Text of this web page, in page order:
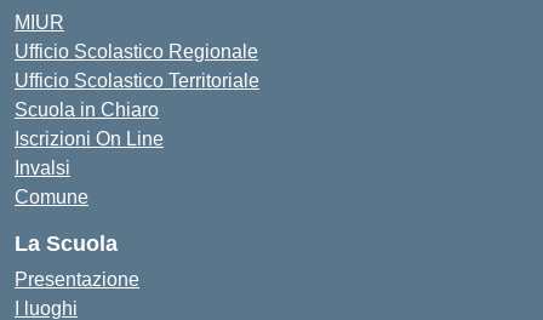
MIUR
Ufficio Scolastico Regionale
Ufficio Scolastico Territoriale
Scuola in Chiaro
Iscrizioni On Line
Invalsi
Comune
La Scuola
Presentazione
I luoghi